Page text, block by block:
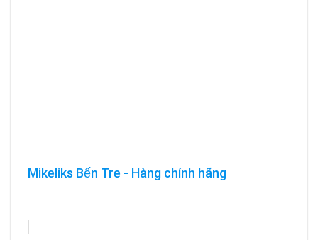
Mikeliks Bến Tre - Hàng chính hãng